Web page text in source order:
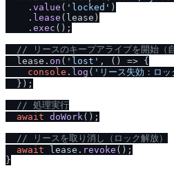
    .
value ( 'locked' )
    .
lease (lease)
    .
exec ();
/ / リースのキープアライブを開始（
  lease.
on ( 'lost' , () => {
console . log ( 'リース失効：ロ
  });
/ / 処理実行
await doWork ();
/ / リースを取り消し（ロック解放）
await lease. revoke ();